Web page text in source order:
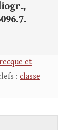
et
: classe